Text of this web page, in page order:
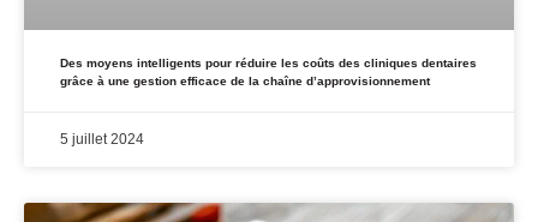
Des moyens intelligents pour réduire les coûts des cliniques dentaires
grâce à une gestion efficace de la chaîne d’approvisionnement
5 juillet 2024